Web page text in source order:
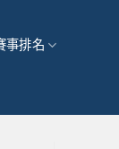
事排名